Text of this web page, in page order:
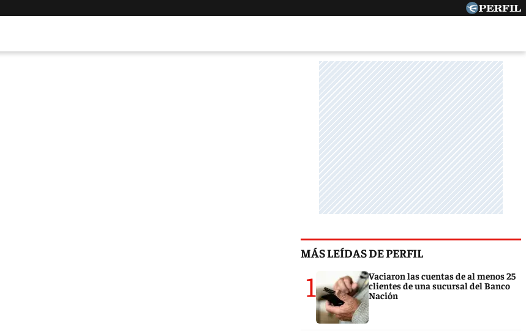
MÁS LEÍDAS DE PERFIL
1
Vaciaron las cuentas de al menos 25
clientes de una sucursal del Banco
Nación